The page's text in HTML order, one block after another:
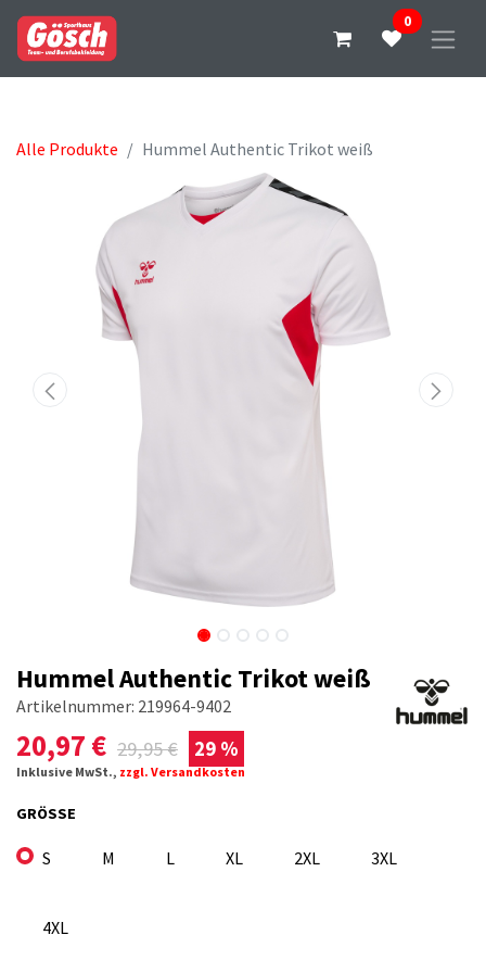
0
Alle Produkte Hummel Authentic Trikot weiß
Hummel Authentic Trikot weiß
Artikelnummer: 219964-9402
20,97 € 29,95€ 29 %
Inklusive MwSt., zzgl. Versandkosten
GRÖSSE
S M L XL 2XL 3XL
4XL